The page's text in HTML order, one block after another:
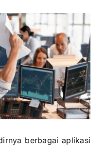
berbagai aplikasi